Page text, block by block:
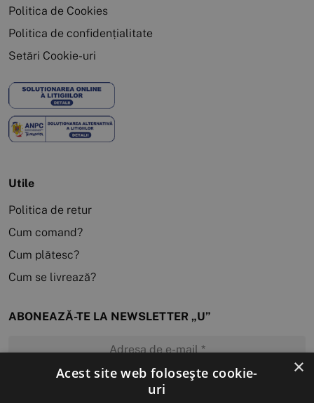
Politica de Cookies
Politica de confidențialitate
Setări Cookie-uri
Utile
Politica de retur
Cum comand?
Cum plătesc?
Cum se livrează?
ABONEAZĂ-TE LA NEWSLETTER „U”
MĂ ABONEZ
×
Acest site web folosește cookie-
uri